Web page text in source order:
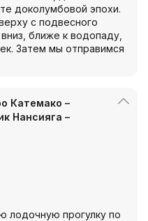
доколумбовой эпохи.
с подвесного
ближе к водопаду,
Затем мы отправимся
Катемако –
Нансияга –
лодочную прогулку по